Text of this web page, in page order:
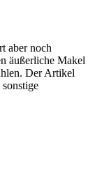
aber noch
äußerliche Makel
Der Artikel